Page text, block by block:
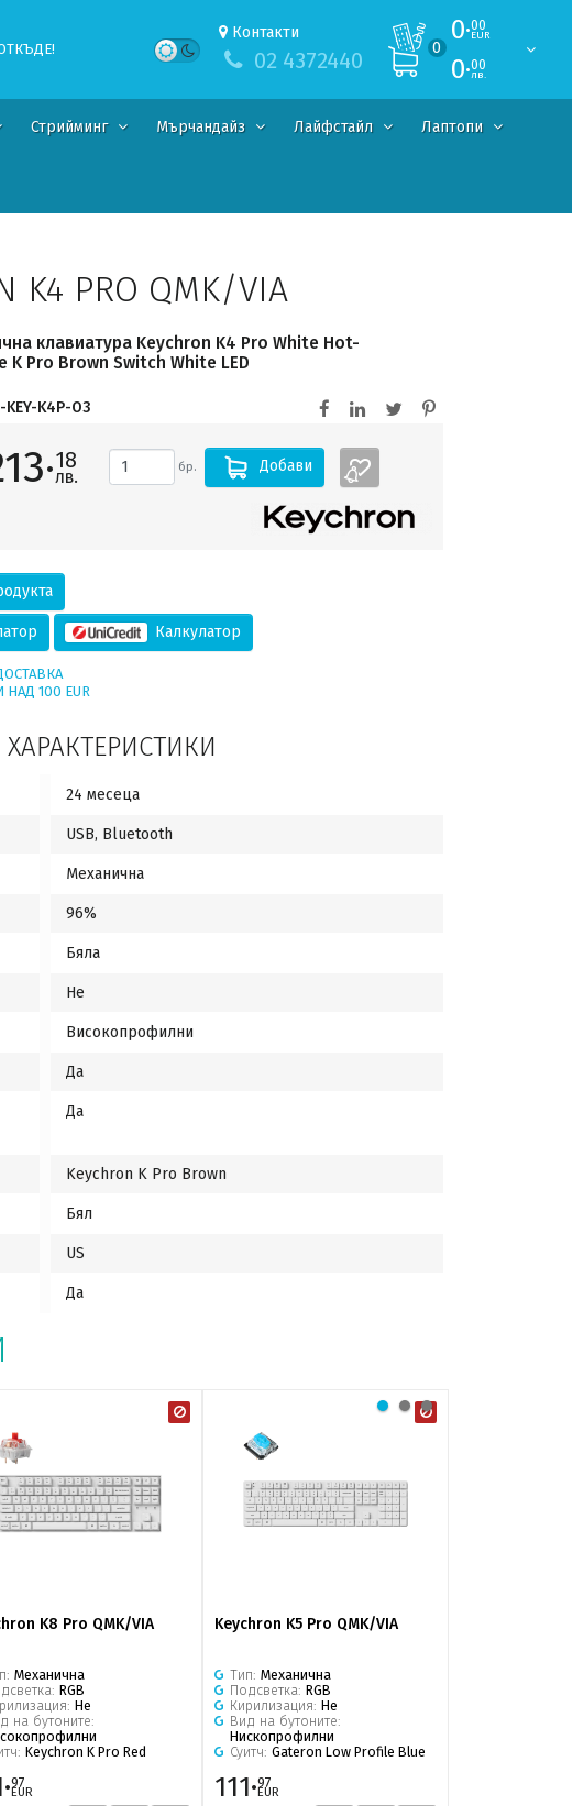
Контакти
02 4372440 0
0·00
EUR
0·00
лв.
Стрийминг Мърчандайз Лайфстайл Лаптопи
K4 PRO QMK/VIA
клавиатура Keychron K4 Pro White Hot-
K Pro Brown Switch White LED
KEY-K4P-O3
18
лв. бр. Добави
Калкулатор
100 EUR
24 месеца
USB, Bluetooth
Механична
96%
Бяла
Не
Високопрофилни
Да
Да
Keychron K Pro Brown
Бял
US
Да
K8 Pro QMK/VIA
Механична
RGB
Не
на бутоните:
Keychron K Pro Red
97
EUR
Keychron K5 Pro QMK/VIA
Тип: Механична
Подсветка: RGB
Кирилизация: Не
Вид на бутоните:
Нископрофилни
Суитч: Gateron Low Profile Blue
111·97
EUR